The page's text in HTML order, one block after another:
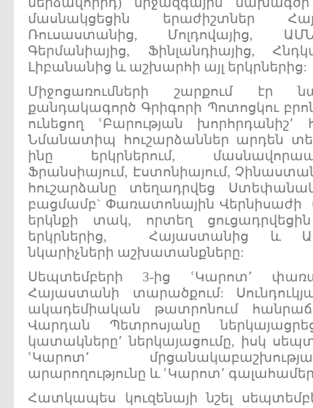
մասնակցեցին երաժիշտներ
Ռուսաստանից, Մոլդովայից, ԱՄՆ-
Գերմանիայից, Ֆինլանդիայից,
Լիբանանից և աշխարհի այլ երկրներից:
Միջոցառումների շարքում էր
քանդակագործ Գրիգորի Պոտոցկու
ունեցող ՙԲարության խորհրդանիշ՚
Նմանատիպ հուշարձաններ արդեն
ինը երկրներում,
Ֆրանսիայում, Էստոնիայում,
հուշարձանը տեղադրվեց
բացմամբ` Փառատոնային Վերնիսաժի
երկնքի տակ, որտեղ
երկրներից, Հայաստանից և
նկարիչների աշխատանքները:
Սեպտեմբերի 3-ից ՙԿարոտ՚
Հայաստանի տարածքում:
ակադեմիական թատրոնում
Վարդան Պետրոսյանը
կատակները՚ ներկայացումը, իսկ
ՙԿարոտ՚
արարողությունը և ՙԿարոտ՚
Հատկապես կուզենայի նշել